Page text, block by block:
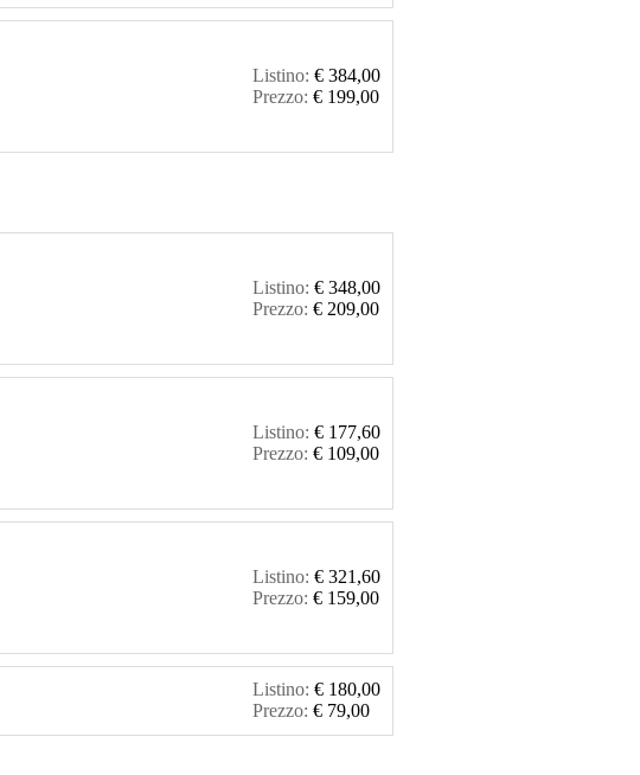
Listino: € 384,00
Prezzo: € 199,00
Listino: € 348,00
Prezzo: € 209,00
Listino: € 177,60
Prezzo: € 109,00
Listino: € 321,60
Prezzo: € 159,00
Listino: € 180,00
Prezzo: € 79,00